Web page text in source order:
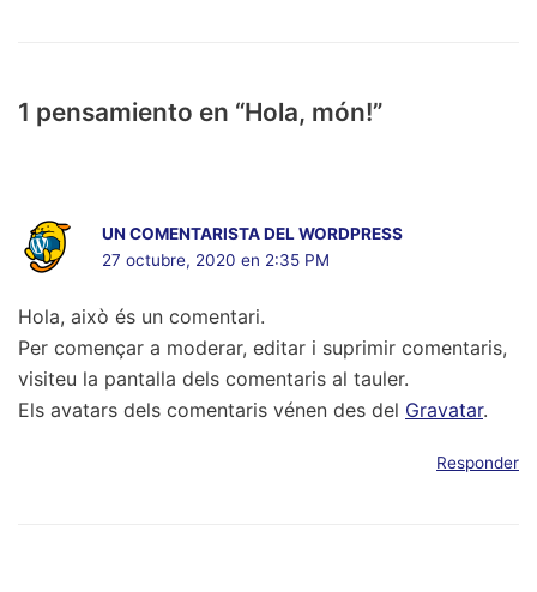
1 pensamiento en “Hola, món!”
UN COMENTARISTA DEL WORDPRESS
27 octubre, 2020 en 2:35 PM
Hola, això és un comentari.
Per començar a moderar, editar i suprimir comentaris,
visiteu la pantalla dels comentaris al tauler.
Els avatars dels comentaris vénen des del Gravatar.
Responder